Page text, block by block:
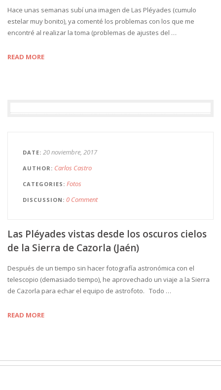
Hace unas semanas subí una imagen de Las Pléyades (cumulo
estelar muy bonito), ya comenté los problemas con los que me
encontré al realizar la toma (problemas de ajustes del …
READ MORE
DATE 20 noviembre, 2017
AUTHOR Carlos Castro
CATEGORIES Fotos
DISCUSSION 0 Comment
Las Pléyades vistas desde los oscuros cielos
de la Sierra de Cazorla (Jaén)
Después de un tiempo sin hacer fotografía astronómica con el
telescopio (demasiado tiempo), he aprovechado un viaje a la Sierra
de Cazorla para echar el equipo de astrofoto. Todo …
READ MORE